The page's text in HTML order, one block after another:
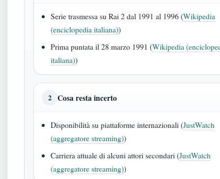
Serie trasmessa su Rai 2 dal 1991 al 1996 (Wikipedia
(enciclopedia italiana))
Prima puntata il 28 marzo 1991 (Wikipedia
italiana))
2 Cosa resta incerto
Disponibilità su piattaforme internazionali (JustWatch
(aggregatore streaming))
Carriera attuale di alcuni attori secondari (JustWatch
(aggregatore streaming))